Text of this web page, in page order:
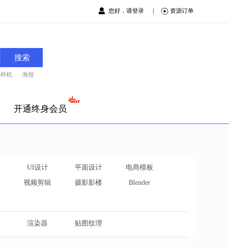
您好，请登录 资源订单
搜索
样机 海报
开通终身会员
UI设计 平面设计 电商模板
视频剪辑 摄影影楼 Blender
渲染器 贴图纹理